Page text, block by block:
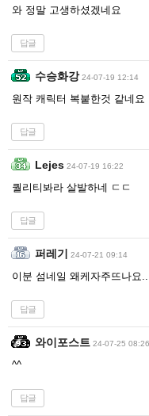
와 정말 고생하셨겠네요
답글
수승화강 24-07-19 12:14
원작 캐릭터 복붙한것 같네요
답글
Lejes 24-07-19 16:22
퀄리티봐라 살발하네 ㄷㄷ
답글
퍼레기 24-07-21 09:14
이분 섬네일 왜케자주뜨나요
답글
와이포스트 24-07-25 08:26
^^
답글